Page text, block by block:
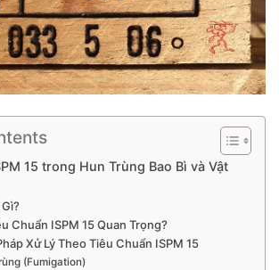
15 trong Hun Trùng Bao Bì và Vật
Chuẩn ISPM 15 Quan Trọng?
Xử Lý Theo Tiêu Chuẩn ISPM 15
(Fumigation)